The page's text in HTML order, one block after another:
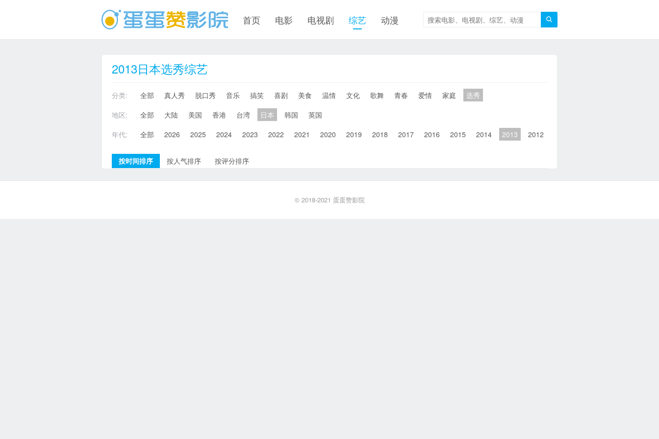

首页 电影 电视剧 综艺 动漫
2013日本选秀综艺
分类: 全部 真人秀 脱口秀 音乐 搞笑 喜剧 美食 温情 文化 歌舞 青春 爱情 家庭
选秀
地区:
全部 大陆 美国 香港 台湾 日本 韩国
英国
年代:
全部 2026 2025 2024 2023 2022 2021 2020 2019 2018 2017 2016 2015 2014 2013 2012
按时间排序 按人气排序 按评分排序
© 2018-2021 蛋蛋赞影院